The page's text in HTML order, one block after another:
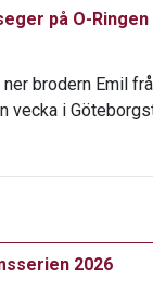
på O-
brodern Emil
vecka i
2026